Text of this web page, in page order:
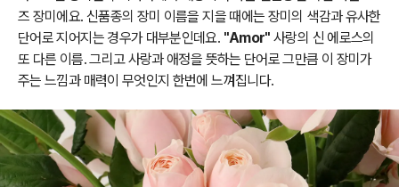
즈 장미에요. 신품종의 장미 이름을 지을 때에는 장미의 색감과 유사한
단어로 지어지는 경우가 대부분인데요. "Amor" 사랑의 신 에로스의
또 다른 이름. 그리고 사랑과 애정을 뜻하는 단어로 그만큼 이 장미가
주는 느낌과 매력이 무엇인지 한번에 느껴집니다.